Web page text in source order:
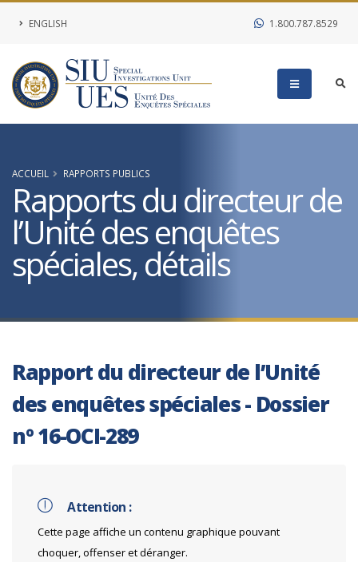
ENGLISH 1.800.787.8529
ACCUEIL RAPPORTS PUBLICS
Rapports du directeur de
l’Unité des enquêtes
spéciales, détails
Rapport du directeur de l’Unité
des enquêtes spéciales - Dossier
nº 16-OCI-289
Attention :
Cette page affiche un contenu graphique pouvant
choquer, offenser et déranger.